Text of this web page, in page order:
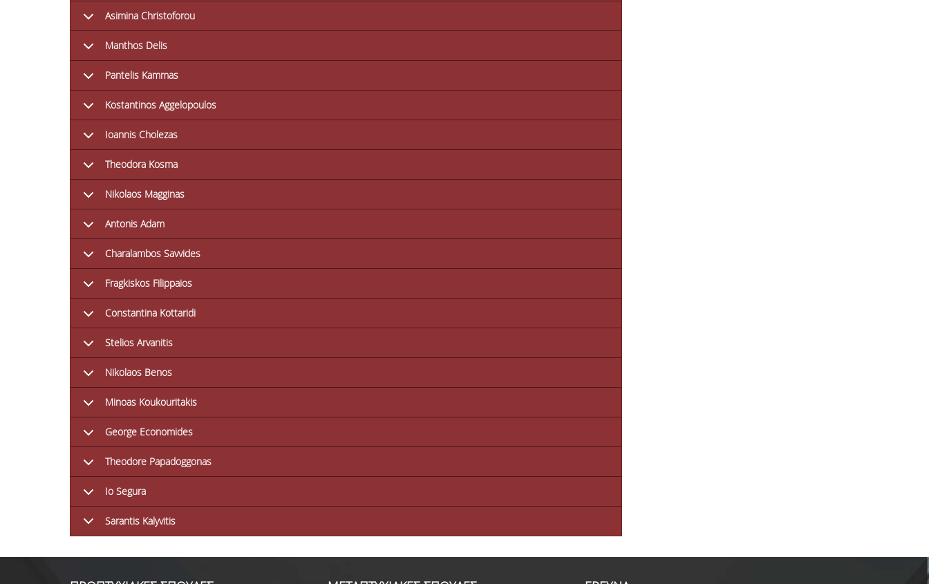
Asimina Christoforou
Manthos Delis
Pantelis Kammas
Kostantinos Aggelopoulos
Ioannis Cholezas
Theodora Kosma
Nikolaos Magginas
Antonis Adam
Charalambos Savvides
Fragkiskos Filippaios
Constantina Kottaridi
Stelios Arvanitis
Nikolaos Benos
Minoas Koukouritakis
George Economides
Theodore Papadoggonas
Io Segura
Sarantis Kalyvitis